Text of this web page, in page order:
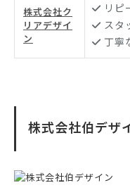
株式会社ク
リアデザイ
ン
リピ
スタ
丁寧
株式会社伯デザ